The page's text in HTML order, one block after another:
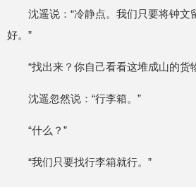
沈遥说：“冷静点。我们只要将钟文
好。”
“找出来？你自己看看这堆成山的货
沈遥忽然说：“行李箱。”
“什么？”
“我们只要找行李箱就行。”